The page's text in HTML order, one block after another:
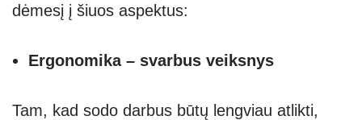
dėmesį į šiuos aspektus:
Ergonomika – svarbus veiksnys
Tam, kad sodo darbus būtų lengviau atlikti,